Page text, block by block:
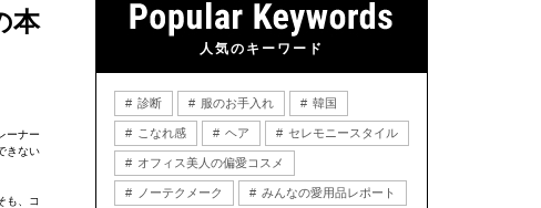
本
ーナー
きない
も、コ
人気のキーワード
診断 服のお手入れ 韓国
こなれ感 ヘア セレモニースタイル
オフィス美人の偏愛コスメ
ノーテクメーク みんなの愛用品レポート